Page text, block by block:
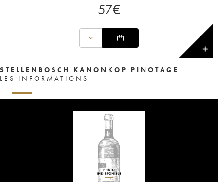
57€
✕
STELLENBOSCH KANONKOP PINOTAGE
LES INFORMATIONS